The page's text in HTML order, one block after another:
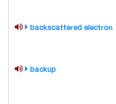
backscattered electron
backup